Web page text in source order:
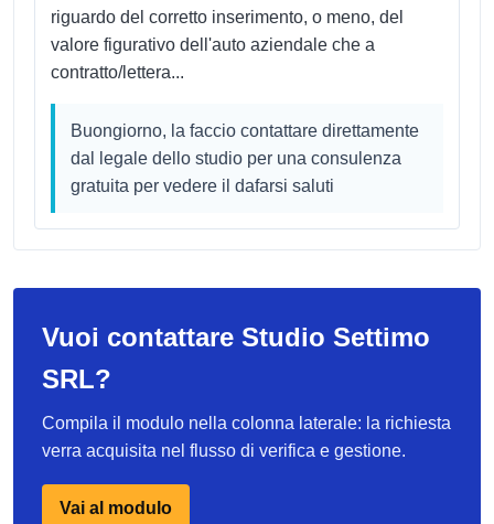
riguardo del corretto inserimento, o meno, del
valore figurativo dell'auto aziendale che a
contratto/lettera...
Buongiorno, la faccio contattare direttamente
dal legale dello studio per una consulenza
gratuita per vedere il dafarsi saluti
Vuoi contattare Studio Settimo
SRL?
Compila il modulo nella colonna laterale: la richiesta
verra acquisita nel flusso di verifica e gestione.
Vai al modulo